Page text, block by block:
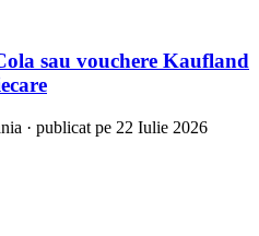
sau vouchere Kaufland
· publicat pe 22 Iulie 2026